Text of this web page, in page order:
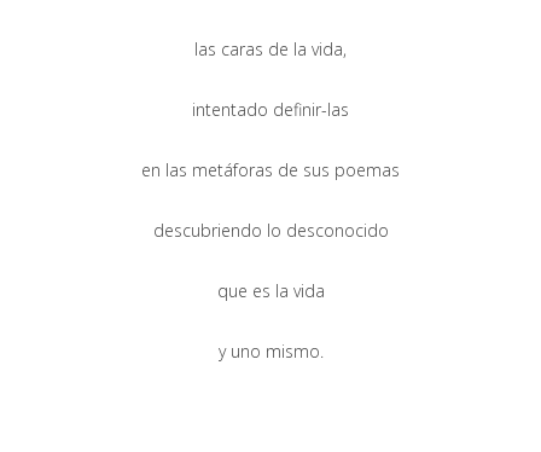
las caras de la vida,
intentado definir-las
en las metáforas de sus poemas
descubriendo lo desconocido
que es la vida
y uno mismo.